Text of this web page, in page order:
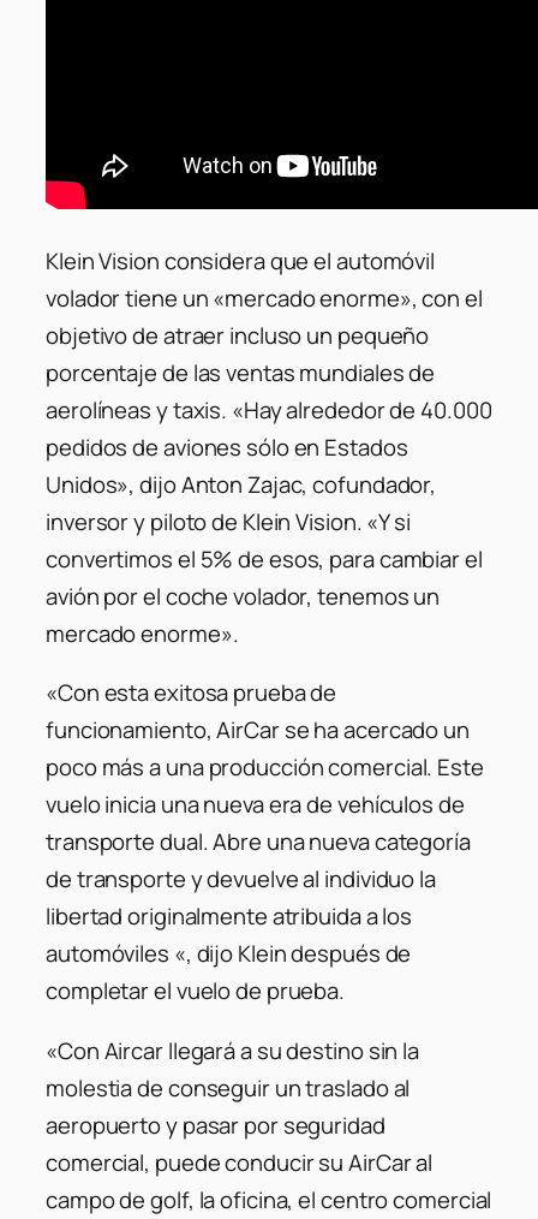
Klein Vision considera que el automóvil
volador tiene un «mercado enorme», con el
objetivo de atraer incluso un pequeño
porcentaje de las ventas mundiales de
aerolíneas y taxis. «Hay alrededor de 40.000
pedidos de aviones sólo en Estados
Unidos», dijo Anton Zajac, cofundador,
inversor y piloto de Klein Vision. «Y si
convertimos el 5% de esos, para cambiar el
avión por el coche volador, tenemos un
mercado enorme».
«Con esta exitosa prueba de
funcionamiento, AirCar se ha acercado un
poco más a una producción comercial. Este
vuelo inicia una nueva era de vehículos de
transporte dual. Abre una nueva categoría
de transporte y devuelve al individuo la
libertad originalmente atribuida a los
automóviles «, dijo Klein después de
completar el vuelo de prueba.
«Con Aircar llegará a su destino sin la
molestia de conseguir un traslado al
aeropuerto y pasar por seguridad
comercial, puede conducir su AirCar al
campo de golf, la oficina, el centro comercial